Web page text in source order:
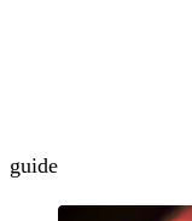
guide